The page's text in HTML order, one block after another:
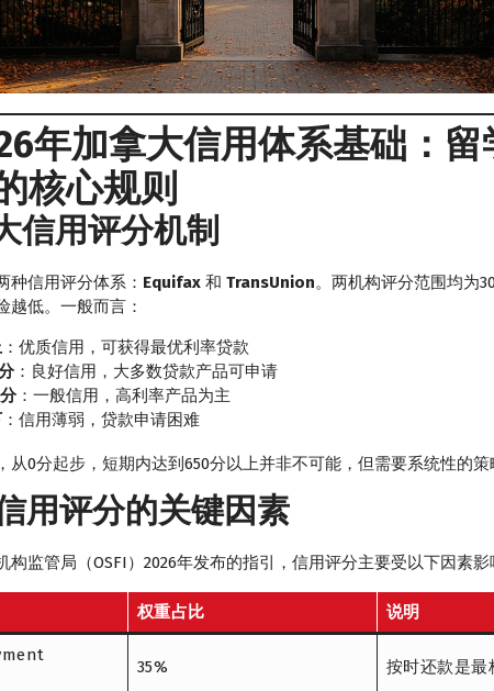
年加拿大信用体系基础：留
核心规则
信用评分机制
种信用评分体系： Equifax 和 TransUnion。两机构评分范围均为
越低。一般而言：
：优质信用，可获得最优利率贷款
：良好信用，大多数贷款产品可申请
：一般信用，高利率产品为主
：信用薄弱，贷款申请困难
从0分起步，短期内达到650分以上并非不可能，但需要系统性的策
用评分的关键因素
构监管局（OSFI）2026年发布的指引，信用评分主要受以下因素影
权重占比 说明
35% 按时还款是最